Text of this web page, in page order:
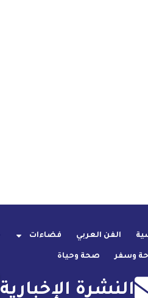
الفن العربي فضاءات
وسفر صحة وحياة
النشرة الإخبارية